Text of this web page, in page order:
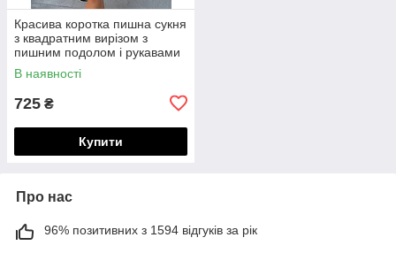
Красива коротка пишна сукня
з квадратним вирізом з
пишним подолом і рукавами
"ліхтариками"
В наявності
725 ₴
Купити
Про нас
96% позитивних з 1594 відгуків за рік